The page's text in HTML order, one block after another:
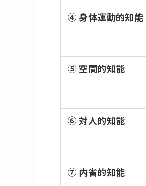
④ 身体運動的知能
⑤ 空間的知能
⑥ 対人的知能
⑦ 内省的知能